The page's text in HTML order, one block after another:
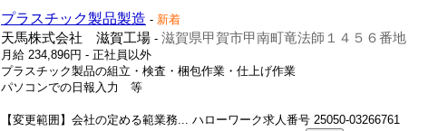
プラスチック製品製造 - 新着
天馬株式会社 滋賀工場 - 滋賀県甲賀市甲南町竜法師１４５６番地
月給 234,896円 - 正社員以外
プラスチック製品の組立・検査・梱包作業・仕上げ作業
パソコンでの日報入力 等
【変更範囲】会社の定める範業務... ハローワーク求人番号 25050-03266761